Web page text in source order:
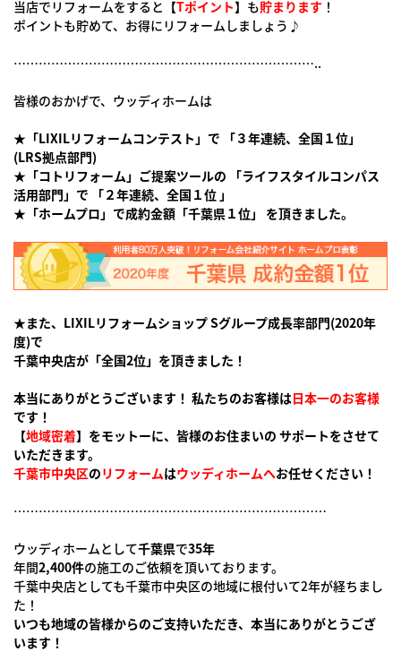
当店でリフォームをすると 【Tポイント】 も貯まります ！
ポイントも貯めて、お得にリフォームしましょう♪
………………………………………………………………..
皆様のおかげで、ウッディホームは
★「LIXILリフォームコンテスト」で 「３年連続、全国１位」
(LRS拠点部門)
★「コトリフォーム」ご提案ツールの 「ライフスタイルコンパス
活用部門」で 「２年連続、全国１位 」
★「ホームプロ」で成約金額 「千葉県１位」 を頂きました。
★また、LIXILリフォームショップ Sグループ成長率部門(2020年
度)で
千葉中央店が「全国2位」を頂きました！
本当にありがとうございます！ 私たちのお客様は日本一のお客様
です！
【地域密着】をモットーに、皆様のお住まいの サポートをさせて
いただきます。
千葉市中央区のリフォームはウッディホームへお任せください！
…………………………………………………………………
ウッディホームとして千葉県で35年
年間2,400件の施工のご依頼を頂いております。
千葉中央店としても千葉市中央区の地域に根付いて2年が経ちまし
た！
いつも地域の皆様からのご支持いただき、本当にありがとうござ
います！